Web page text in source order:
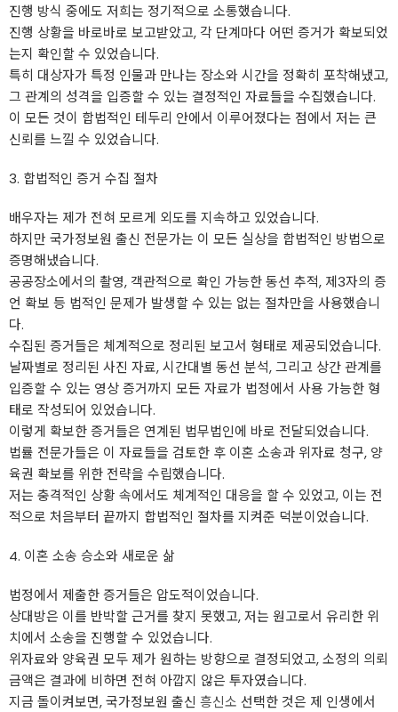
진행 방식 중에도 저희는 정기적으로 소통했습니다.
진행 상황을 바로바로 보고받았고, 각 단계마다 어떤 증거가 확보되었
는지 확인할 수 있었습니다.
특히 대상자가 특정 인물과 만나는 장소와 시간을 정확히 포착해냈고,
그 관계의 성격을 입증할 수 있는 결정적인 자료들을 수집했습니다.
이 모든 것이 합법적인 테두리 안에서 이루어졌다는 점에서 저는 큰
신뢰를 느낄 수 있었습니다.
3. 합법적인 증거 수집 절차
배우자는 제가 전혀 모르게 외도를 지속하고 있었습니다.
하지만 국가정보원 출신 전문가는 이 모든 실상을 합법적인 방법으로
증명해냈습니다.
공공장소에서의 촬영, 객관적으로 확인 가능한 동선 추적, 제3자의 증
언 확보 등 법적인 문제가 발생할 수 있는 없는 절차만을 사용했습니
다.
수집된 증거들은 체계적으로 정리된 보고서 형태로 제공되었습니다.
날짜별로 정리된 사진 자료, 시간대별 동선 분석, 그리고 상간 관계를
입증할 수 있는 영상 증거까지 모든 자료가 법정에서 사용 가능한 형
태로 작성되어 있었습니다.
이렇게 확보한 증거들은 연계된 법무법인에 바로 전달되었습니다.
법률 전문가들은 이 자료들을 검토한 후 이혼 소송과 위자료 청구, 양
육권 확보를 위한 전략을 수립했습니다.
저는 충격적인 상황 속에서도 체계적인 대응을 할 수 있었고, 이는 전
적으로 처음부터 끝까지 합법적인 절차를 지켜준 덕분이었습니다.
4. 이혼 소송 승소와 새로운 삶
법정에서 제출한 증거들은 압도적이었습니다.
상대방은 이를 반박할 근거를 찾지 못했고, 저는 원고로서 유리한 위
치에서 소송을 진행할 수 있었습니다.
위자료와 양육권 모두 제가 원하는 방향으로 결정되었고, 소정의 의뢰
금액은 결과에 비하면 전혀 아깝지 않은 투자였습니다.
지금 돌이켜보면, 국가정보원 출신 흥신소 선택한 것은 제 인생에서